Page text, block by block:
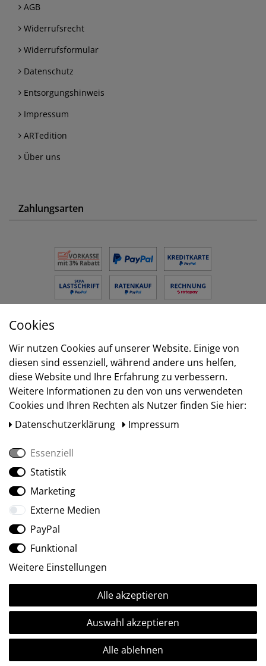
AGB
Widerrufsrecht
Widerrufsformular
Datenschutz
Entsorgungshinweis
Impressum
ARTedition
Über uns
Zahlungsarten
Versand
Social Media
Ⓒ2009-2026 ARTland GmbH • Alle Rechte vorbehalten.
Cookies
Wir nutzen Cookies auf unserer Website. Einige von
diesen sind essenziell, während andere uns helfen,
diese Website und Ihre Erfahrung zu verbessern.
Weitere Informationen zu den von uns verwendeten
Cookies und Ihren Rechten als Nutzer finden Sie hier:
Daten­schutz­erklärung
Impressum
Essenziell
Statistik
Marketing
Externe Medien
PayPal
Funktional
Weitere Einstellungen
Alle akzeptieren
Auswahl akzeptieren
Alle ablehnen